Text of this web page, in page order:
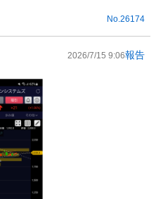
No. 26174
2026/7/15 9:06報告